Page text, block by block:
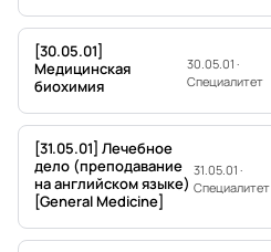
[30.05.01]
Медицинская
биохимия
30.05.01 ·
Специалитет
[31.05.01] Лечебное
дело (преподавание
на английском языке)
[General Medicine]
31.05.01 ·
Специалитет